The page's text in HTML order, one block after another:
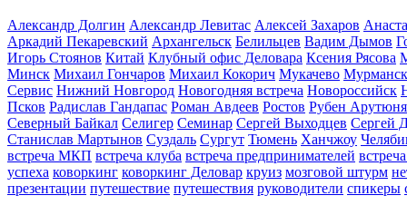
Александр Долгин Александр Левитас Алексей Захаров
Аркадий Пекаревский Архангельск Белильцев Вадим Дымов
Игорь Стоянов Китай Клубный офис Деловара Ксения Рясова
Минск Михаил Гончаров Михаил Кокорич Мукачево Мурманск
Сервис Нижний Новгород Новогодняя встреча Новороссийск
Псков Радислав Гандапас Роман Авдеев Ростов Рубен
Северный Байкал Селигер Семинар Сергей Выходцев Сергей
Станислав Мартынов Суздаль Сургут Тюмень Ханчжоу
встреча МКП встреча клуба встреча предпринимателей
успеха коворкинг коворкинг Деловар круиз мозговой штурм
презентации путешествие путешествия руководители спикеры